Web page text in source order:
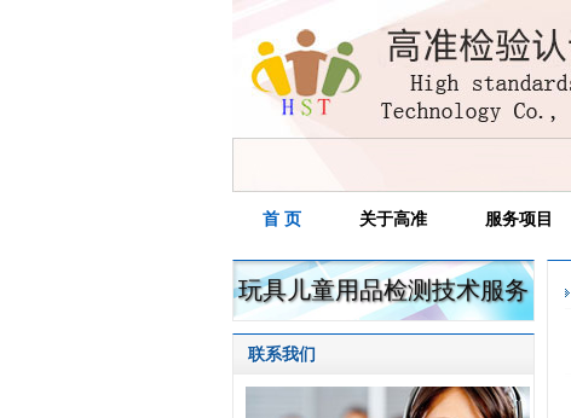
首 页 关于高准 服务项目
玩具儿童用品检测技术服务
联系我们